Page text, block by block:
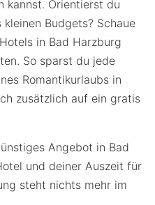
kannst. Orientierst du
Budgets? Schaue
in Bad Harzburg
So sparst du jede
Romantikurlaubs in
zusätzlich auf ein gratis
Angebot in Bad
und deiner Auszeit für
steht nichts mehr im